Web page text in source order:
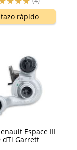
rápido
Espace III
dTi Garrett